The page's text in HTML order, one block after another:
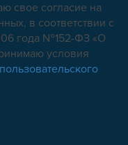
свое согласие на
в соответствии с
года №152-ФЗ «О
условия
пользовательского